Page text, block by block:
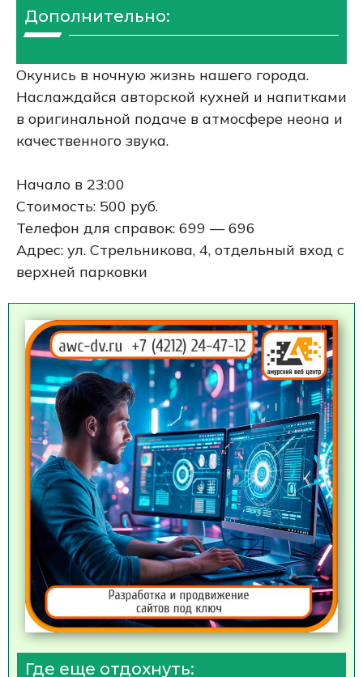
Дополнительно:
Окунись в ночную жизнь нашего города.
Наслаждайся авторской кухней и напитками
в оригинальной подаче в атмосфере неона и
качественного звука.
Начало в 23:00
Стоимость: 500 руб.
Телефон для справок: 699 — 696
Адрес: ул. Стрельникова, 4, отдельный вход с
верхней парковки
Где еще отдохнуть: